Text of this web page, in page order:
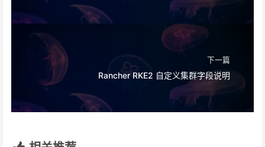
下一篇
Rancher RKE2 自定义集群字段说明